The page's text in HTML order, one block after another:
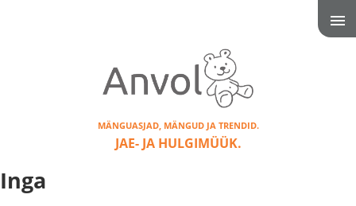
MÄNGUASJAD, MÄNGUD JA TRENDID.
JAE- JA HULGIMÜÜK.
Inga